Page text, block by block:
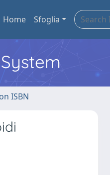
Home Sfoglia
ISBN